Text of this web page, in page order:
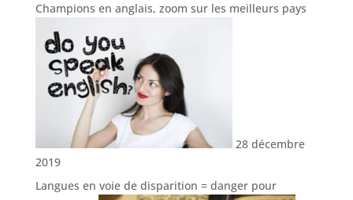
Champions en anglais, zoom sur les meilleurs pays
28 décembre
2019
Langues en voie de disparition = danger pour